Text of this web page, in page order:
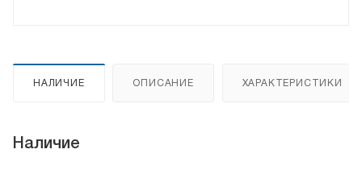
НАЛИЧИЕ ОПИСАНИЕ ХАРАКТЕРИСТИКИ
Наличие